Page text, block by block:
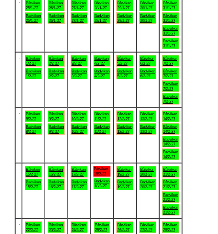
Båtviken
25/1-27
Badviken
25/1-27
Båtviken
26/1-27
Badviken
26/1-27
Båtviken
27/1-27
Badviken
27/1-27
Båtviken
28/1-27
Badviken
28/1-27
Båtviken
29/1-27
Badviken
29/1-27
Båtviken
30/1-27
Badviken
30/1-27
Båtviken
31/1-27
Båtviken
31/1-27
Badviken
31/1-27
Badviken
31/1-27
Båtviken
1/2-27
Badviken
1/2-27
Båtviken
2/2-27
Badviken
2/2-27
Båtviken
3/2-27
Badviken
3/2-27
Båtviken
4/2-27
Badviken
4/2-27
Båtviken
5/2-27
Badviken
5/2-27
Båtviken
6/2-27
Badviken
6/2-27
Båtviken
7/2-27
Båtviken
7/2-27
Badviken
7/2-27
Badviken
7/2-27
Båtviken
8/2-27
Badviken
8/2-27
Båtviken
9/2-27
Badviken
9/2-27
Båtviken
10/2-27
Badviken
10/2-27
Båtviken
11/2-27
Badviken
11/2-27
Båtviken
12/2-27
Badviken
12/2-27
Båtviken
13/2-27
Badviken
13/2-27
Båtviken
14/2-27
Båtviken
14/2-27
Badviken
14/2-27
Badviken
14/2-27
Båtviken
15/2-27
Badviken
15/2-27
Båtviken
16/2-27
Badviken
16/2-27
Båtviken
17/2-27
Badviken
17/2-27
Båtviken
18/2-27
Badviken
18/2-27
Båtviken
19/2-27
Badviken
19/2-27
Båtviken
20/2-27
Badviken
20/2-27
Båtviken
21/2-27
Båtviken
21/2-27
Badviken
21/2-27
Badviken
21/2-27
Båtviken
22/2-27
Båtviken
23/2-27
Båtviken
24/2-27
Båtviken
25/2-27
Båtviken
26/2-27
Båtviken
27/2-27
Båtviken
28/2-27